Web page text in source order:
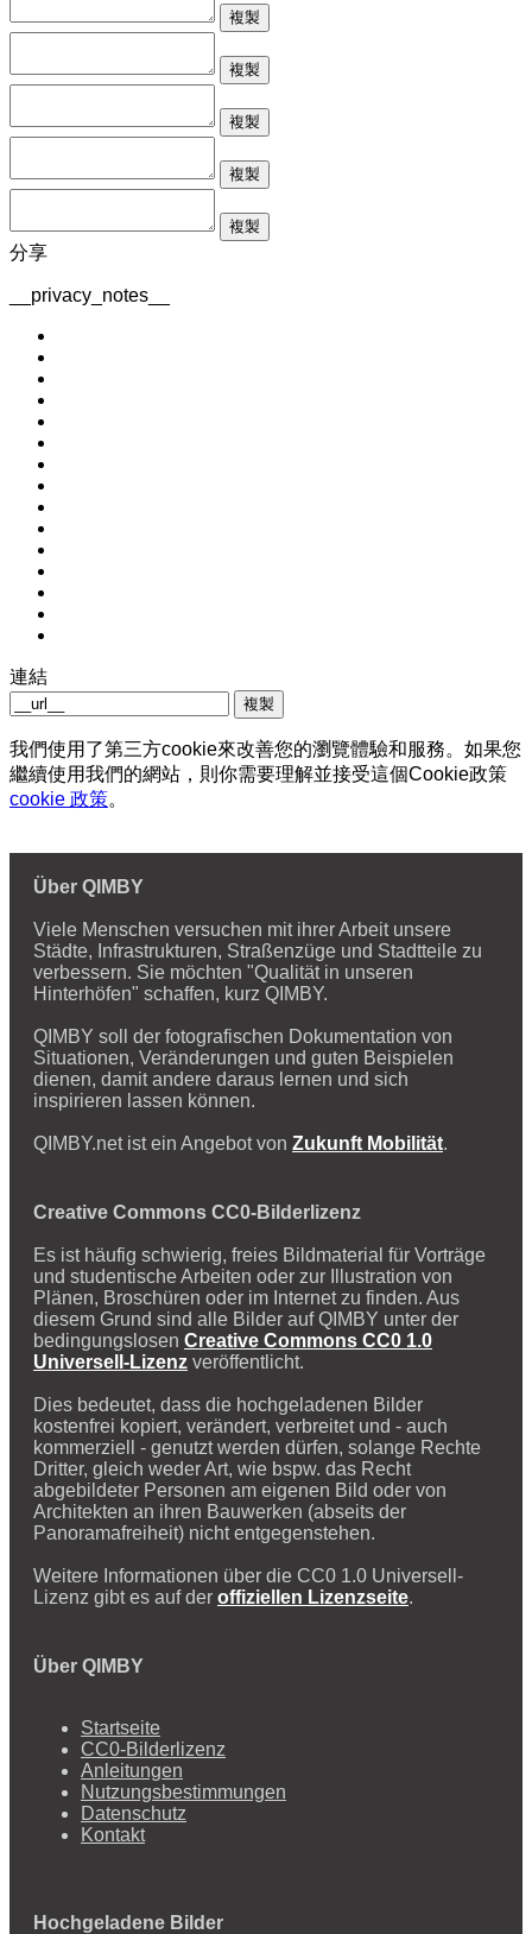
複製
複製
複製
複製
複製
分享
__privacy_notes__
連結
複製
我們使用了第三方cookie來改善您的瀏覽體驗和服務。如果您
繼續使用我們的網站，則你需要理解並接受這個Cookie政策
cookie 政策。
Über QIMBY
Viele Menschen versuchen mit ihrer Arbeit unsere
Städte, Infrastrukturen, Straßenzüge und Stadtteile zu
verbessern. Sie möchten "Qualität in unseren
Hinterhöfen" schaffen, kurz QIMBY.
QIMBY soll der fotografischen Dokumentation von
Situationen, Veränderungen und guten Beispielen
dienen, damit andere daraus lernen und sich
inspirieren lassen können.
QIMBY.net ist ein Angebot von Zukunft Mobilität.
Creative Commons CC0-Bilderlizenz
Es ist häufig schwierig, freies Bildmaterial für Vorträge
und studentische Arbeiten oder zur Illustration von
Plänen, Broschüren oder im Internet zu finden. Aus
diesem Grund sind alle Bilder auf QIMBY unter der
bedingungslosen Creative Commons CC0 1.0
Universell-Lizenz veröffentlicht.
Dies bedeutet, dass die hochgeladenen Bilder
kostenfrei kopiert, verändert, verbreitet und - auch
kommerziell - genutzt werden dürfen, solange Rechte
Dritter, gleich weder Art, wie bspw. das Recht
abgebildeter Personen am eigenen Bild oder von
Architekten an ihren Bauwerken (abseits der
Panoramafreiheit) nicht entgegenstehen.
Weitere Informationen über die CC0 1.0 Universell-
Lizenz gibt es auf der offiziellen Lizenzseite.
Über QIMBY
Startseite
CC0-Bilderlizenz
Anleitungen
Nutzungsbestimmungen
Datenschutz
Kontakt
Hochgeladene Bilder